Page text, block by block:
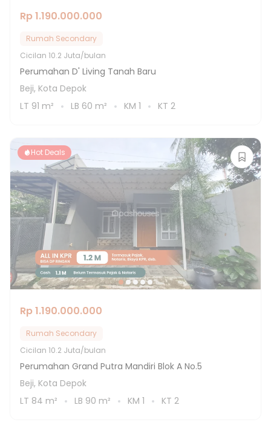
Rp 1.190.000.000
Rumah Secondary
Cicilan 10.2 Juta/bulan
Perumahan D' Living Tanah Baru
Beji, Kota Depok
LT 91 m² LB 60 m² KM 1 KT 2
Hot Deals
Rp 1.190.000.000
Rumah Secondary
Cicilan 10.2 Juta/bulan
Perumahan Grand Putra Mandiri Blok A No.5
Beji, Kota Depok
LT 84 m² LB 90 m² KM 1 KT 2